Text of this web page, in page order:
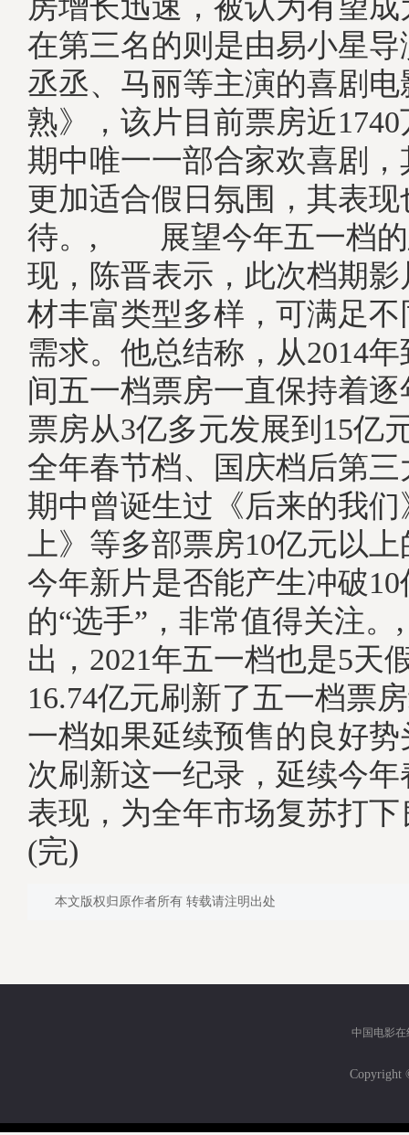
在第三名的则是由易小星
丞丞、马丽等主演的喜剧
熟》，该片目前票房近
期中唯一一部合家欢喜剧
更加适合假日氛围，其表
待。, 展望今年五一档的
现，陈晋表示，此次档期
材丰富类型多样，可满足
需求。他总结称，从2014年
间五一档票房一直保持着
票房从3亿多元发展到15亿
全年春节档、国庆档后第
期中曾诞生过《后来的我
上》等多部票房10亿元以
今年新片是否能产生冲破
的“选手”，非常值得关
出，2021年五一档也是5天
16.74亿元刷新了五一档票
一档如果延续预售的良好
次刷新这一纪录，延续今
表现，为全年市场复苏打
(完)
本文版权归原作者所有 转载请注明出处
中国电影在
Copyright